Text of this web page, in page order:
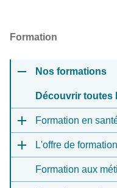
Formation
Nos formations
Découvrir toutes
Formation en
L'offre de
Formation aux